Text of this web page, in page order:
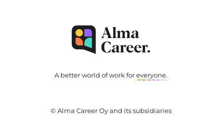
A better world of work foreveryone.
© Alma Career Oy and its subsidiaries